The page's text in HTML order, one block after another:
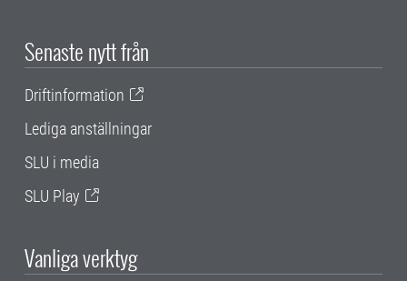
Senaste nytt från
Driftinformation
Lediga anställningar
SLU i media
SLU Play
Vanliga verktyg